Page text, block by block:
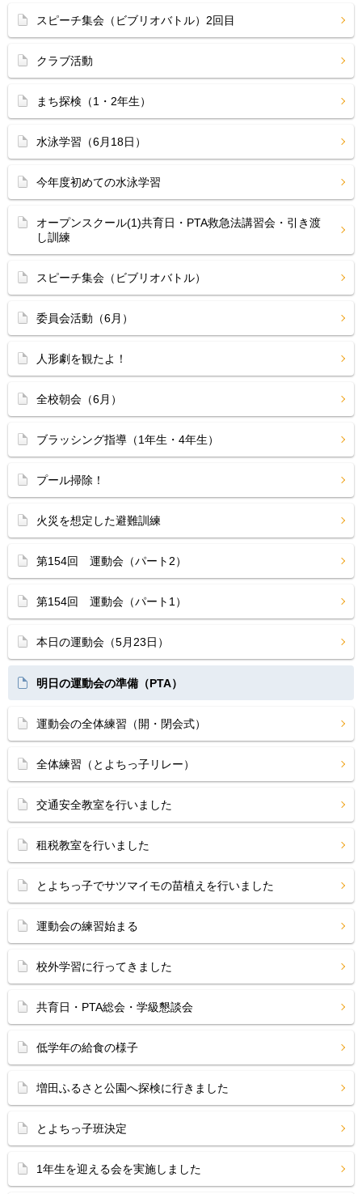
スピーチ集会（ビブリオバトル）2回目
クラブ活動
まち探検（1・2年生）
水泳学習（6月18日）
今年度初めての水泳学習
オープンスクール(1)共育日・PTA救急法講習会・引き渡
し訓練
スピーチ集会（ビブリオバトル）
委員会活動（6月）
人形劇を観たよ！
全校朝会（6月）
ブラッシング指導（1年生・4年生）
プール掃除！
火災を想定した避難訓練
第154回 運動会（パート2）
第154回 運動会（パート1）
本日の運動会（5月23日）
明日の運動会の準備（PTA）
運動会の全体練習（開・閉会式）
全体練習（とよちっ子リレー）
交通安全教室を行いました
租税教室を行いました
とよちっ子でサツマイモの苗植えを行いました
運動会の練習始まる
校外学習に行ってきました
共育日・PTA総会・学級懇談会
低学年の給食の様子
増田ふるさと公園へ探検に行きました
とよちっ子班決定
1年生を迎える会を実施しました